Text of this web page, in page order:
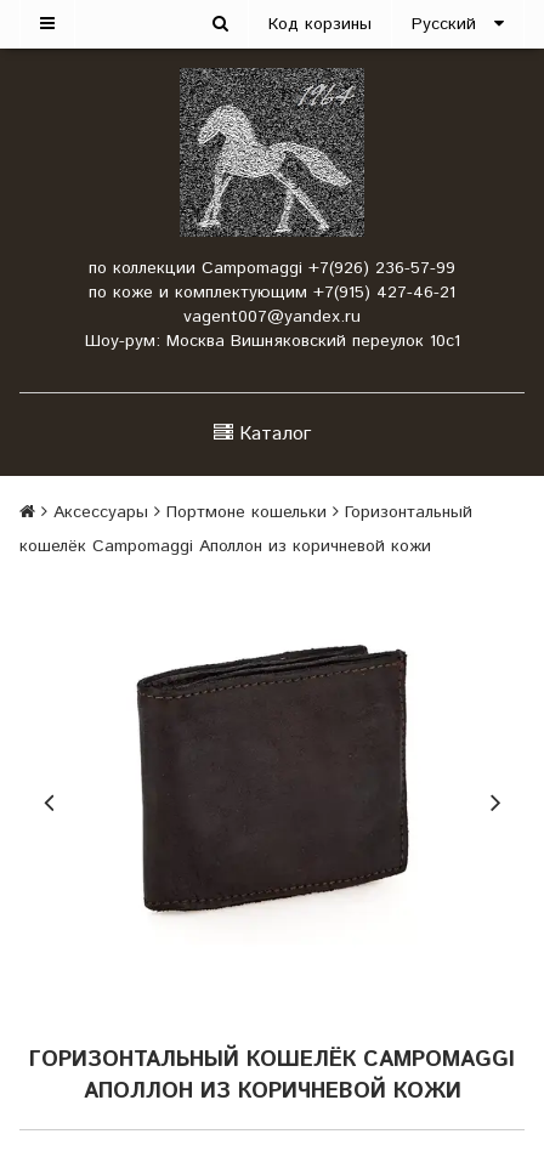
Русский
Код корзины
по коллекции Campomaggi +7(926) 236-57-99
по коже и комплектующим +7(915) 427-46-21
vagent007@yandex.ru
Шоу-рум: Москва Вишняковский переулок 10с1
Каталог
Аксессуары Портмоне кошельки
Горизонтальный
кошелёк Campomaggi Аполлон из коричневой кожи
ГОРИЗОНТАЛЬНЫЙ КОШЕЛЁК CAMPOMAGGI
АПОЛЛОН ИЗ КОРИЧНЕВОЙ КОЖИ